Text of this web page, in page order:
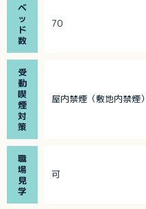
ベ
ッ
ド
数
70
受
動
喫
煙
対
策
屋内禁煙（敷地内禁煙）
職
場
見
学
可